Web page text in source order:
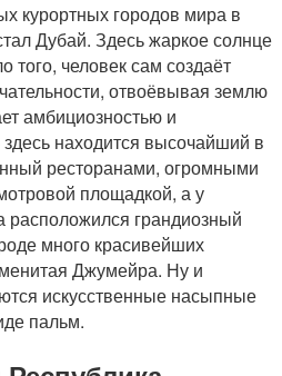
курортных городов мира в
Дубай. Здесь жаркое солнце
того, человек сам создаёт
отвоёвывая землю
амбициозностью и
находится высочайший в
ресторанами, огромными
площадкой, а у
грандиозный
много красивейших
Джумейра. Ну и
искусственные насыпные
пальм.